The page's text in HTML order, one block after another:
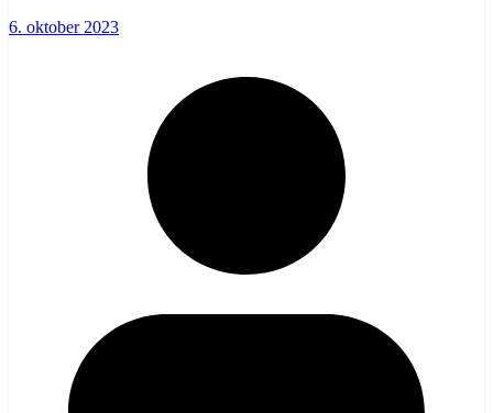
6. oktober 2023